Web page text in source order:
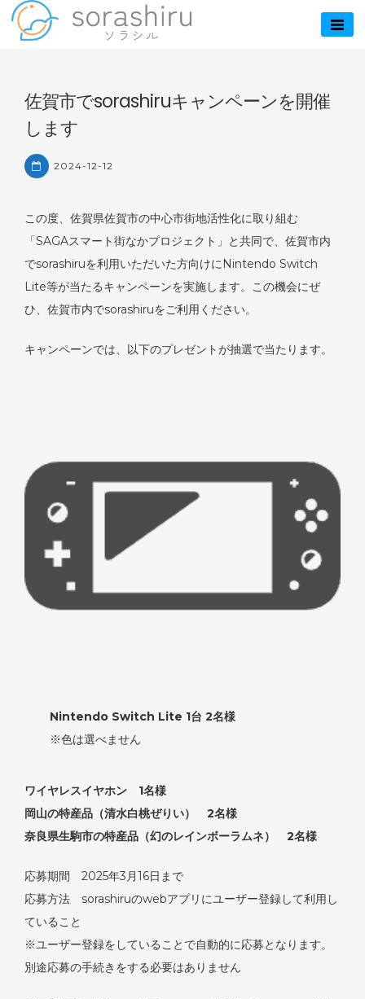
Skip
佐賀市でsorashiruキャンペーンを開催
します
2024-12-12
この度、佐賀県佐賀市の中心市街地活性化に取り組む
「SAGAスマート街なかプロジェクト」と共同で、佐賀市内
でsorashiruを利用いただいた方向けにNintendo Switch
Lite等が当たるキャンペーンを実施します。この機会にぜ
ひ、佐賀市内でsorashiruをご利用ください。
キャンペーンでは、以下のプレゼントが抽選で当たります。
Nintendo Switch Lite 1台 2名様
※色は選べません
ワイヤレスイヤホン 1名様
岡山の特産品（清水白桃ぜりい） 2名様
奈良県生駒市の特産品（幻のレインボーラムネ） 2名様
応募期間 2025年3月16日まで
応募方法 sorashiruのwebアプリにユーザー登録して利用し
ていること
※ユーザー登録をしていることで自動的に応募となります。
別途応募の手続きをする必要はありません